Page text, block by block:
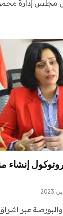
مجلس إدارة
إنشاء
والبورصة عبر